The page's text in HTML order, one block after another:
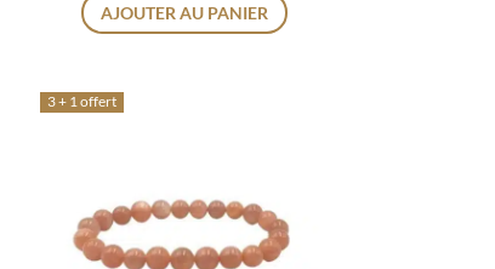
AJOUTER AU PANIER
3 + 1 offert